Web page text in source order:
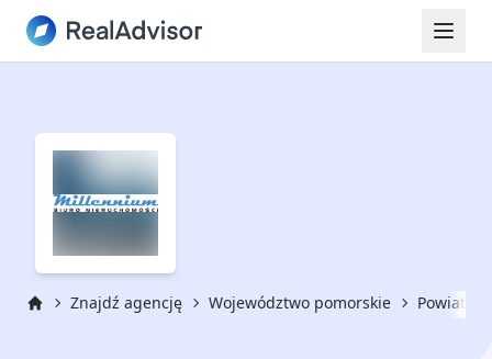
Znajdź agencję Województwo pomorskie Powiat